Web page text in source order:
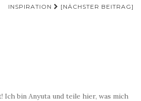
INSPIRATION
[NÄCHSTER BEITRAG]
Ich bin Anyuta und teile hier, was mich